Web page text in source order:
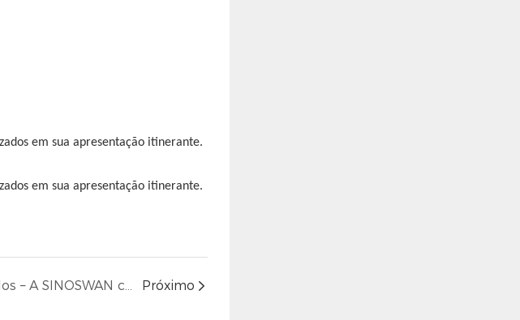
Próximo